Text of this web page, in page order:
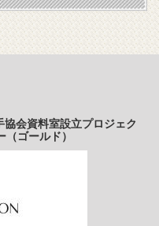
協会資料室設立プロジェク
ゴールド）